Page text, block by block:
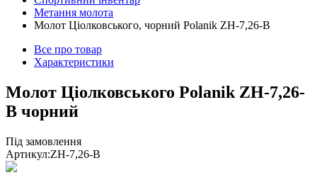
Метання молота
Молот Ціолковського, чорний Polanik ZH-7,26-B
Все про товар
Характеристики
Молот Ціолковського Polanik ZH-7,26-
B чорний
Під замовлення
Артикул:ZH-7,26-B